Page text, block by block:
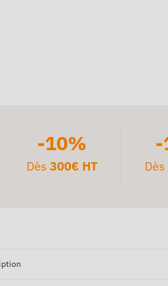
-10%
Dès 300€ HT
-
Dès